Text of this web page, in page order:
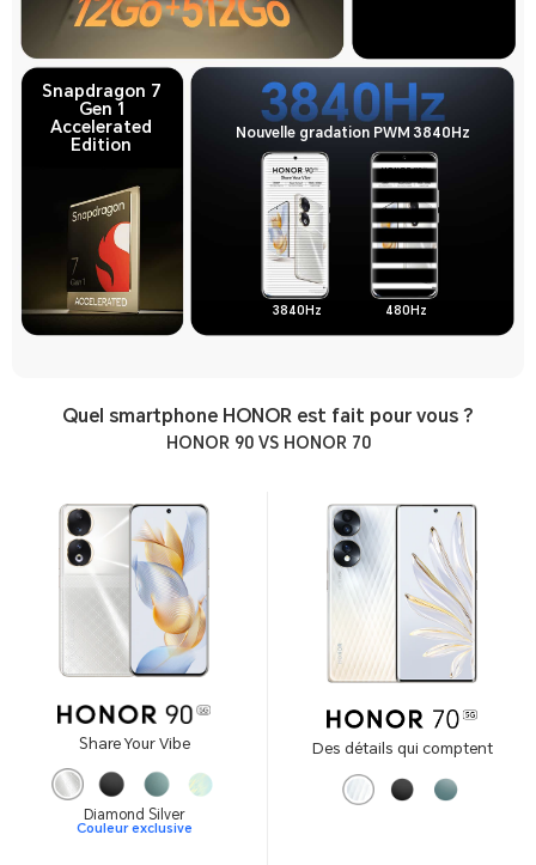
Nouvelle gradation PWM 3840Hz
3840Hz 480Hz
Snapdragon 7
Gen 1
Accelerated
Edition
Quel smartphone HONOR est fait pour vous ?
HONOR 90 VS HONOR 70
Share Your Vibe
Diamond Silver
Couleur exclusive
Des détails qui comptent